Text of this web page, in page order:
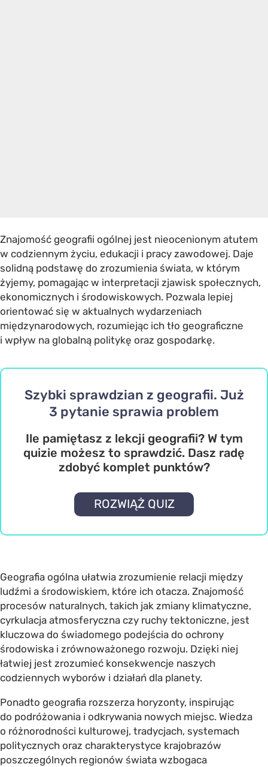
Znajomość geografii ogólnej jest nieocenionym atutem
w codziennym życiu, edukacji i pracy zawodowej. Daje
solidną podstawę do zrozumienia świata, w którym
żyjemy, pomagając w interpretacji zjawisk społecznych,
ekonomicznych i środowiskowych. Pozwala lepiej
orientować się w aktualnych wydarzeniach
międzynarodowych, rozumiejąc ich tło geograficzne
i wpływ na globalną politykę oraz gospodarkę.
Szybki sprawdzian z geografii. Już
3 pytanie sprawia problem
Ile pamiętasz z lekcji geografii? W tym
quizie możesz to sprawdzić. Dasz radę
zdobyć komplet punktów?
ROZWIĄŻ QUIZ
Geografia ogólna ułatwia zrozumienie relacji między
ludźmi a środowiskiem, które ich otacza. Znajomość
procesów naturalnych, takich jak zmiany klimatyczne,
cyrkulacja atmosferyczna czy ruchy tektoniczne, jest
kluczowa do świadomego podejścia do ochrony
środowiska i zrównoważonego rozwoju. Dzięki niej
łatwiej jest zrozumieć konsekwencje naszych
codziennych wyborów i działań dla planety.
Ponadto geografia rozszerza horyzonty, inspirując
do podróżowania i odkrywania nowych miejsc. Wiedza
o różnorodności kulturowej, tradycjach, systemach
politycznych oraz charakterystyce krajobrazów
poszczególnych regionów świata wzbogaca